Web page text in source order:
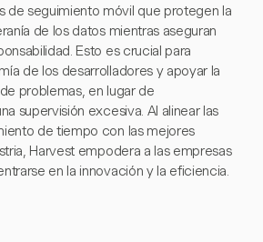
de seguimiento móvil que protegen la
de los datos mientras aseguran
Esto es crucial para
de los desarrolladores y apoyar la
problemas, en lugar de
supervisión excesiva. Al alinear las
de tiempo con las mejores
Harvest empodera a las empresas
en la innovación y la eficiencia.